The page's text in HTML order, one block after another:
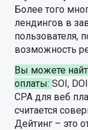
Более того
лендингов в
пользователя,
возможность
Вы можете
оплаты: SOI,
CPA для веб
считается
Дейтинг – это